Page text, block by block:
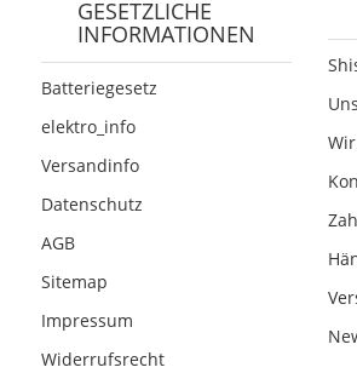
GESETZLICHE
INFORMATIONEN
Batteriegesetz
elektro_info
Versandinfo
Datenschutz
AGB
Sitemap
Impressum
Widerrufsrecht